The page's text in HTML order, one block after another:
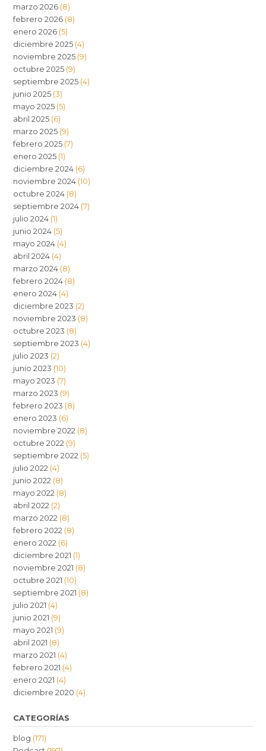
marzo 2026 (8)
febrero 2026 (8)
enero 2026 (5)
diciembre 2025 (4)
noviembre 2025 (9)
octubre 2025 (9)
septiembre 2025 (4)
junio 2025 (3)
mayo 2025 (5)
abril 2025 (6)
marzo 2025 (9)
febrero 2025 (7)
enero 2025 (1)
diciembre 2024 (6)
noviembre 2024 (10)
octubre 2024 (8)
septiembre 2024 (7)
julio 2024 (1)
junio 2024 (5)
mayo 2024 (4)
abril 2024 (4)
marzo 2024 (8)
febrero 2024 (8)
enero 2024 (4)
diciembre 2023 (2)
noviembre 2023 (8)
octubre 2023 (8)
septiembre 2023 (4)
julio 2023 (2)
junio 2023 (10)
mayo 2023 (7)
marzo 2023 (9)
febrero 2023 (8)
enero 2023 (6)
noviembre 2022 (8)
octubre 2022 (9)
septiembre 2022 (5)
julio 2022 (4)
junio 2022 (8)
mayo 2022 (8)
abril 2022 (2)
marzo 2022 (8)
febrero 2022 (8)
enero 2022 (6)
diciembre 2021 (1)
noviembre 2021 (8)
octubre 2021 (10)
septiembre 2021 (8)
julio 2021 (4)
junio 2021 (9)
mayo 2021 (9)
abril 2021 (8)
marzo 2021 (4)
febrero 2021 (4)
enero 2021 (4)
diciembre 2020 (4)
CATEGORÍAS
blog (171)